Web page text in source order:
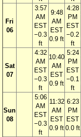
Fri
06
3:57
AM
EST
−0.3
ft
9:48
AM
EST
0.9 ft
4:28
PM
EST
−0.2
ft
Sat
07
4:32
AM
EST
−0.3
ft
10:40
AM
EST
0.9 ft
5:24
PM
EST
−0.1
ft
Sun
08
5:06
AM
EST
−0.3
ft
11:32
AM
EST
0.9 ft
6:23
PM
EST
0.0 ft